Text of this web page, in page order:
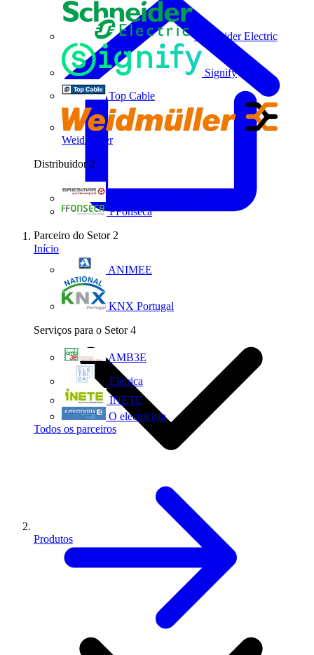
Schneider Electric
Signify
Top Cable
Weidmüller
Distribuidor 2
FFonseca
Parceiro do Setor 2
ANIMEE
KNX Portugal
Serviços para o Setor 4
AMB3E
Eletrica
INETE
O electricista
Todos os parceiros
Início
Produtos